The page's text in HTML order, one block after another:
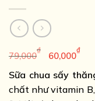
79,000
₫
60,000
₫
Sữa chua sấy
chất như vitamin